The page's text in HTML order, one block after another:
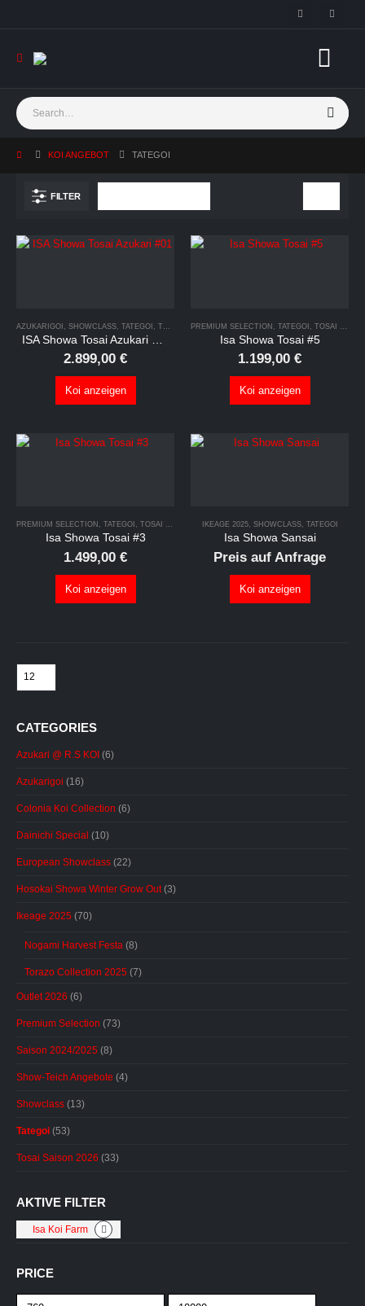
KOI ANGEBOT TATEGOI
FILTER
AZUKARIGOI SHOWCLASS TATEGOI TOSAI SAISON 2026
2.899,00 €
Koi anzeigen
PREMIUM SELECTION TATEGOI TOSAI SAISON 2026
Isa Showa Tosai #5
1.199,00 €
Koi anzeigen
PREMIUM SELECTION , TATEGOI , TOSAI SAISON 2026
Isa Showa Tosai #3
1.499,00 €
Koi anzeigen
IKEAGE 2025, SHOWCLASS, TATEGOI
Isa Showa Sansai
Preis auf Anfrage
Koi anzeigen
CATEGORIES
Azukari @ R.S KOI (6)
Azukarigoi (16)
Colonia Koi Collection (6)
Dainichi Special (10)
European Showclass (22)
Hosokai Showa Winter Grow Out (3)
Ikeage 2025 (70)
Nogami Harvest Festa (8)
Torazo Collection 2025 (7)
Outlet 2026 (6)
Premium Selection (73)
Saison 2024/2025 (8)
Show-Teich Angebote (4)
Showclass (13)
Tategoi (53)
Tosai Saison 2026 (33)
AKTIVE FILTER
Isa Koi Farm
PRICE
Min.
Max.